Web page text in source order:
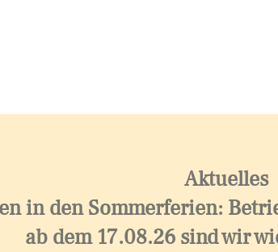
Aktuelles
in den Sommerferien:
ab dem 17.08.26 sind wir